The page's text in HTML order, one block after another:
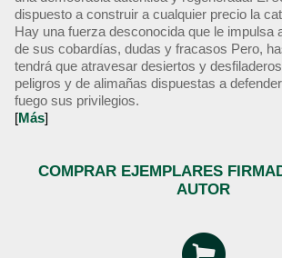
dispuesto a construir a cualquier precio la
Hay una fuerza desconocida que le impulsa
de sus cobardías, dudas y fracasos Pero,
tendrá que atravesar desiertos y
peligros y de alimañas dispuestas a
fuego sus privilegios.
[Más]
COMPRAR EJEMPLARES
AUTOR